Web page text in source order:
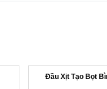
Đầu Xịt Tạo Bọt